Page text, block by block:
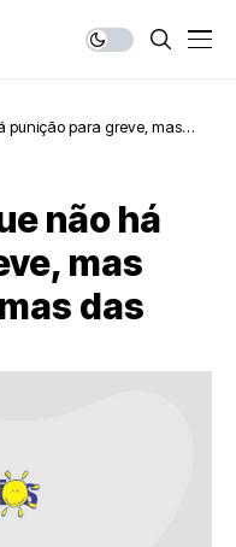
punição para greve, mas
não há
mas
das